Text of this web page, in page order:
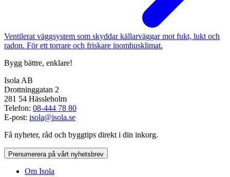
Ventilerat väggsystem som skyddar källarväggar mot fukt, lukt och
radon. För ett torrare och friskare inomhusklimat.
Bygg bättre, enklare!
Isola AB
Drottninggatan 2
281 54 Hässleholm
Telefon: 08-444 78 80
E-post: isola@isola.se
Få nyheter, råd och byggtips direkt i din inkorg.
Prenumerera på vårt nyhetsbrev
Om Isola